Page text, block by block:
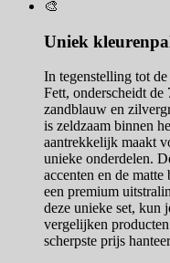
🎨
Uniek
In tegenstelling tot
Fett, onderscheidt
zandblauw en
is zeldzaam binnen
aantrekkelijk maakt
unieke onderdelen.
accenten en de
een premium
deze unieke set, kun
vergelijken
scherpste prijs